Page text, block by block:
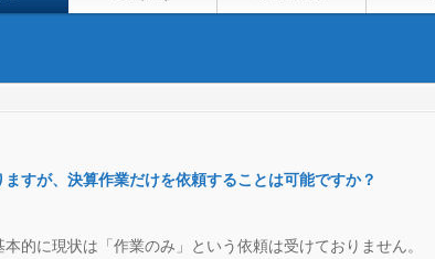
すが、決算作業だけを依頼することは可能ですか？
的に現状は「作業のみ」という依頼は受けておりません。